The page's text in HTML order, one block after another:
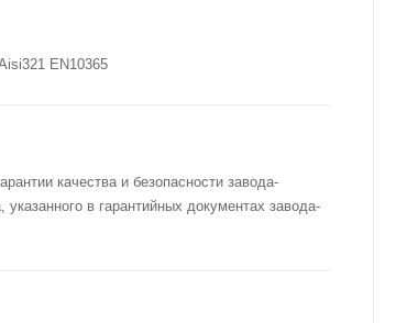
EN10365
качества и безопасности завода-
указанного в гарантийных документах завода-